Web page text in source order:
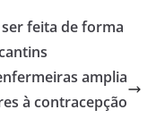
feita de forma
amplia
à contracepção